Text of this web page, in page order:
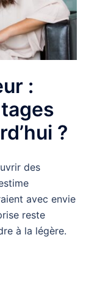
:
?
des
avec envie
reste
à la légère.